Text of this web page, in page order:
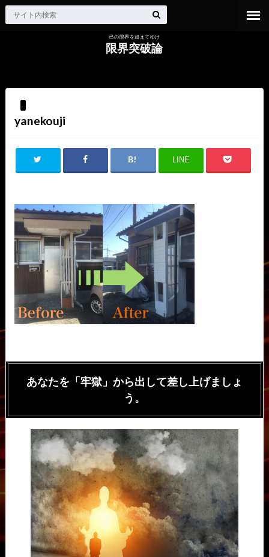
己の限界を超えてゆけ
限界突破論
yanekouji
LINE
あなたを「牢獄」から出して差し上げましょ
う。